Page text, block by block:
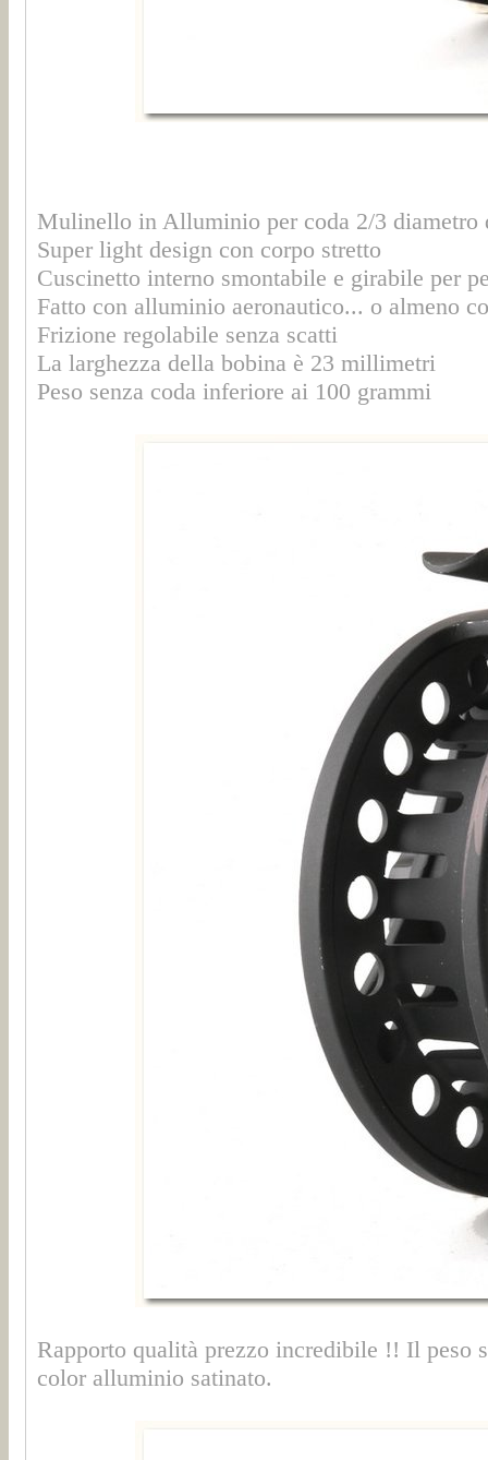
Mulinello in Alluminio per coda 2/3
Super light design con corpo stretto
Cuscinetto interno smontabile e girabile per
Fatto con alluminio aeronautico... o almeno
Frizione regolabile senza scatti
La larghezza della bobina è 23 millimetri
Peso senza coda inferiore ai 100 grammi
Rapporto qualità prezzo incredibile !! Il peso
color alluminio satinato.